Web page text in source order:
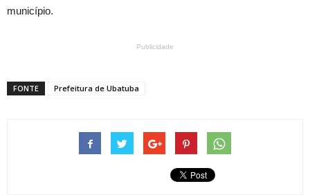
município.
Publicidade
FONTE Prefeitura de Ubatuba